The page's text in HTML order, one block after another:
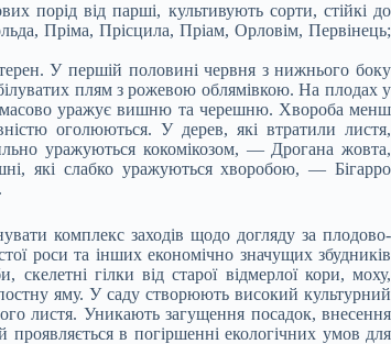
порід від парші, культивують сорти, стійкі до
Пріма, Прісцила, Пріам, Орловім, Первінець;
У першій половині червня з нижнього боку
плям з рожевою облямівкою. На плодах у
і масово уражує вишню та черешню. Хвороба менш
оголюються. У дерев, які втратили листя,
уражуються кокомікозом, — Дрогана жовта,
які слабко уражуються хворобою, — Бігарро
комплекс заходів щодо догляду за плодово-
роси та інших економічно значущих збудників
гілки від старої відмерлої кори, моху,
яму. У саду створюють високий культурний
листя. Уникають загущення посадок, внесення
в погіршенні екологічних умов для